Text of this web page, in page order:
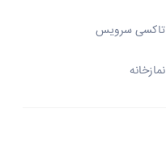
تاکسی سرویس
نمازخانه